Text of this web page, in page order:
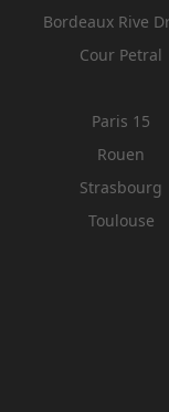
Bordeaux Rive
Cour Petral
Paris 15
Rouen
Strasbourg
Toulouse